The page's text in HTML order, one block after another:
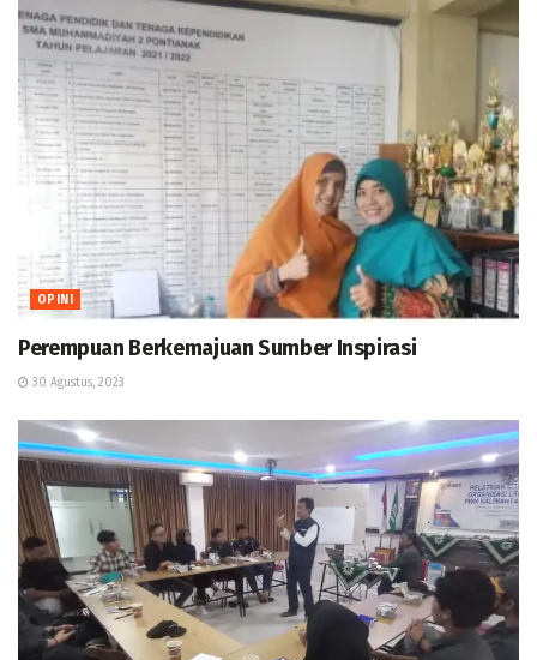
OPINI
Perempuan Berkemajuan Sumber Inspirasi
30 Agustus, 2023